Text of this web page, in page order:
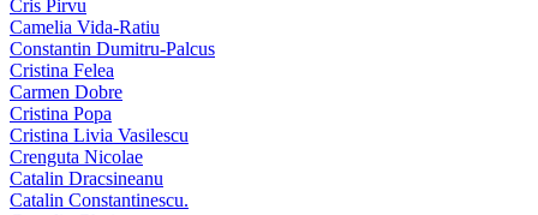
Cris Pirvu
Camelia Vida-Ratiu
Constantin Dumitru‑Palcus
Cristina Felea
Carmen Dobre
Cristina Popa
Cristina Livia Vasilescu
Crenguta Nicolae
Catalin Dracsineanu
Catalin Constantinescu.